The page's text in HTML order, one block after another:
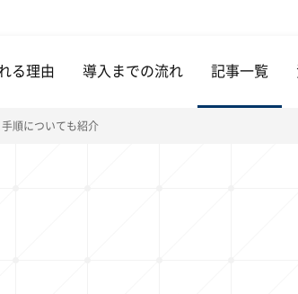
る理由 導入までの流れ 記事一覧
順についても紹介